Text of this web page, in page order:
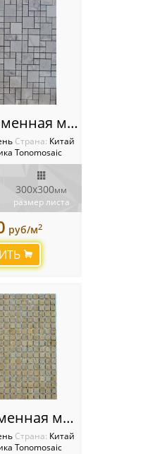
ASS 18P Каменная мозаика Tonomosaic
Cтрана: Китай
Tonomosaic
300х300мм
размер листа
руб/м2
ASS100 Каменная мозаика Tonomosaic
Cтрана: Китай
Tonomosaic